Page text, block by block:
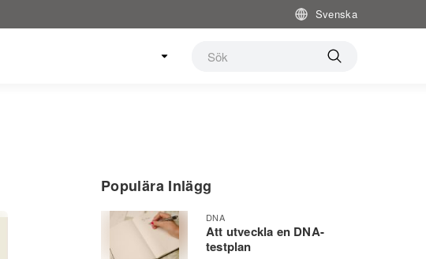
Svenska
Populära Inlägg
DNA
Att utveckla en DNA-
testplan